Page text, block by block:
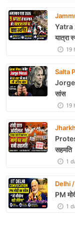
Yatra
यात्रा
19
Salta
Jorge
सांस
19
सहमति
1
Delhi
PM
1